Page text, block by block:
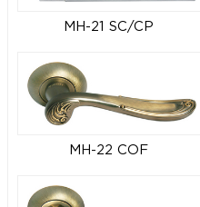
MH-21 SC/CP
MH-22 COF